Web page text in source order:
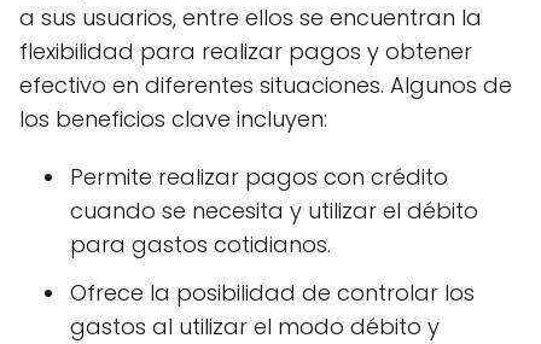
a sus usuarios, entre ellos se encuentran la
flexibilidad para realizar pagos y obtener
efectivo en diferentes situaciones. Algunos de
los beneficios clave incluyen:
Permite realizar pagos con crédito
cuando se necesita y utilizar el débito
para gastos cotidianos.
Ofrece la posibilidad de controlar los
gastos al utilizar el modo débito y